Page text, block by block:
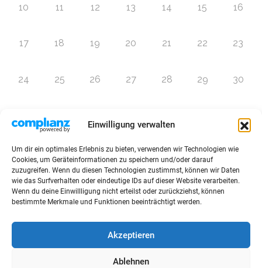
Einwilligung verwalten
Um dir ein optimales Erlebnis zu bieten, verwenden wir Technologien wie
Cookies, um Geräteinformationen zu speichern und/oder darauf
zuzugreifen. Wenn du diesen Technologien zustimmst, können wir Daten
wie das Surfverhalten oder eindeutige IDs auf dieser Website verarbeiten.
Wenn du deine Einwillligung nicht erteilst oder zurückziehst, können
bestimmte Merkmale und Funktionen beeinträchtigt werden.
Akzeptieren
Ablehnen
10 11 12 13 14 15 16
17 18 19 20 21 22 23
24 25 26 27 28 29 30
Zur Eventübersicht
Sitemap